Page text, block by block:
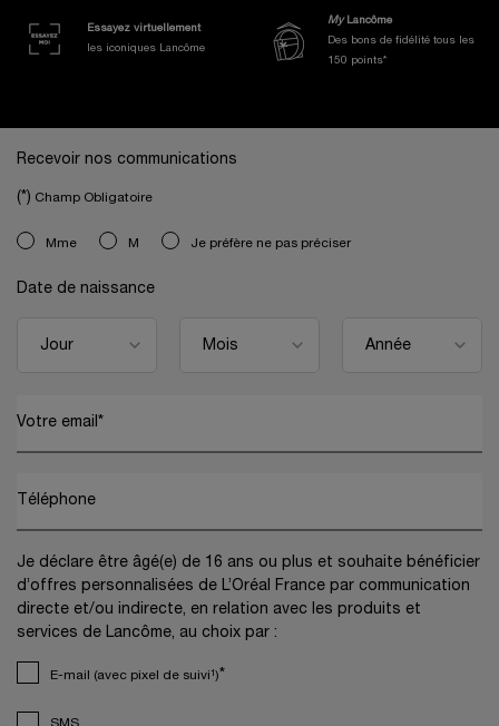
Essayez virtuellement
les iconiques Lancôme
MyLancôme
Des bons de fidélité tous les
150 points*
Recevoir nos communications
(*) Champ Obligatoire
newslettersignup.title.legend
Mme M Je préfère ne pas préciser
Date de naissance
Votre email *
Téléphone
Je déclare être âgé(e) de 16 ans ou plus et souhaite bénéficier
d’offres personnalisées de L’Oréal France par communication
directe et/ou indirecte, en relation avec les produits et
services de Lancôme, au choix par :
E-mail (avec pixel de suivi¹)*
SMS